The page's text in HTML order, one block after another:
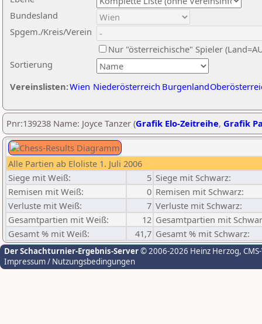
Sortierung
Bundesland
Spgem./Kreis/Verein
Nur "österreichische" Spieler
Vereinslisten:Wien Niederösterreich Burgenland
Pnr:139238 Name: Joyce Tanzer (Grafik Elo-Zeitreihe, Grafik
Alle Partien ab Eloliste 1. Juli 2006
Siege mit Weiß:
5 Siege mit Schwarz:
Remisen mit Weiß:
0 Remisen mit Schwarz:
Verluste mit Weiß:
7 Verluste mit Schwarz:
Gesamtpartien mit Weiß:
12 Gesamtpartien mit
Gesamt % mit Weiß:
41,7 Gesamt % mit Schwarz:
Der Schachturnier-Ergebnis-Server© 2006-2026 Heinz Herzog,
Impressum / Nutzungsbedingungen